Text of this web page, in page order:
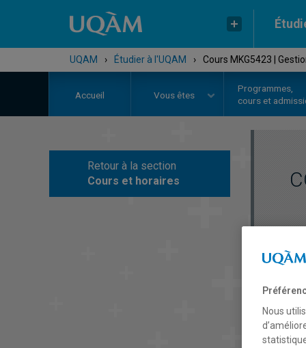
UQAM › Étudier à l'UQAM › Cours MKG5423 |
Accueil Vous êtes
Programmes,
cours et
Retour à la section
Cours et horaires
Nous